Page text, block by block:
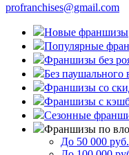
profranchises@gmail.com
Новые франшизы
Популярные
Франшизы без
Без паушального
Франшизы со
Франшизы с
Сезонные
Франшизы по
До 50 000 руб.